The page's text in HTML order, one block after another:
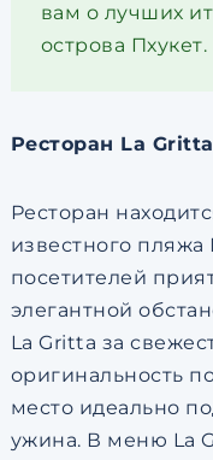
вам о лучших
острова Пхукет.
Ресторан La Gritta
Ресторан
известного пляжа
посетителей
элегантной
La Gritta за
оригинальность
место идеально
ужина. В меню La